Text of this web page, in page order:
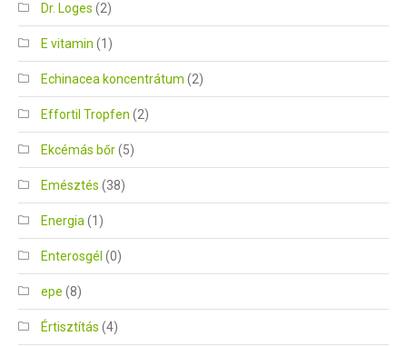
Dr. Loges (2)
E vitamin (1)
Echinacea koncentrátum (2)
Effortil Tropfen (2)
Ekcémás bőr(5)
Emésztés (38)
Energia (1)
Enterosgél (0)
epe (8)
Értisztítás (4)